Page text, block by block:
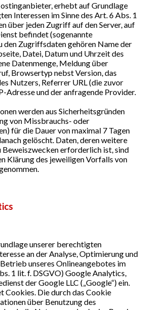
erhebt auf Grundlage
Interessen im Sinne des Art. 6 Abs. 1
über jeden Zugriff auf den Server, auf
befindet (sogenannte
den Zugriffsdaten gehören Name der
Datei, Datum und Uhrzeit des
Datenmenge, Meldung über
Browsertyp nebst Version, das
Nutzers, Referrer URL (die zuvor
Adresse und der anfragende Provider.
werden aus Sicherheitsgründen
von Missbrauchs- oder
für die Dauer von maximal 7 Tagen
gelöscht. Daten, deren weitere
Beweiszwecken erforderlich ist, sind
Klärung des jeweiligen Vorfalls von
unserer berechtigten
an der Analyse, Optimierung und
unseres Onlineangebotes im
1 lit. f. DSGVO) Google Analytics,
der Google LLC („Google“) ein.
Cookies. Die durch das Cookie
über Benutzung des